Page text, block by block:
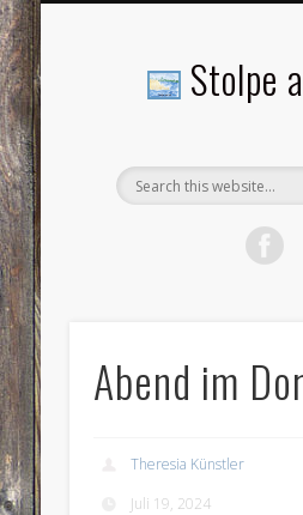
Stolpe
Abend im
Theresia Künstler
Juli 19, 2024